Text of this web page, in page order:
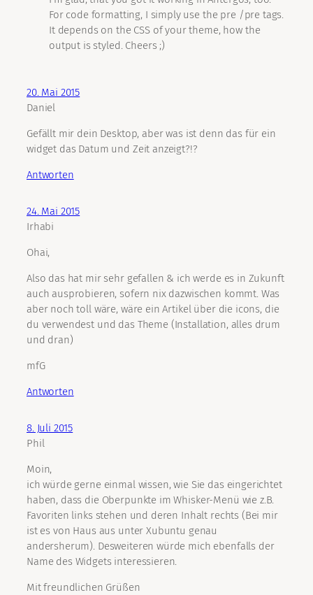
For code formatting, I simply use the pre /pre tags.
It depends on the CSS of your theme, how the
output is styled. Cheers ;)
20. Mai 2015
Daniel
Gefällt mir dein Desktop, aber was ist denn das für ein
widget das Datum und Zeit anzeigt?!?
Antworten
24. Mai 2015
Irhabi
Ohai,
Also das hat mir sehr gefallen & ich werde es in Zukunft
auch ausprobieren, sofern nix dazwischen kommt. Was
aber noch toll wäre, wäre ein Artikel über die icons, die
du verwendest und das Theme (Installation, alles drum
und dran)
mfG
Antworten
8. Juli 2015
Phil
Moin,
ich würde gerne einmal wissen, wie Sie das eingerichtet
haben, dass die Oberpunkte im Whisker-Menü wie z.B.
Favoriten links stehen und deren Inhalt rechts (Bei mir
ist es von Haus aus unter Xubuntu genau
andersherum). Desweiteren würde mich ebenfalls der
Name des Widgets interessieren.
Mit freundlichen Grüßen